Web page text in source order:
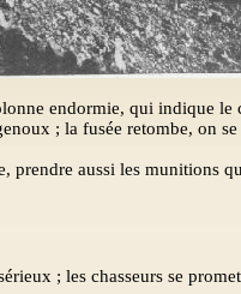
endormie, qui indique le
; la fusée retombe, on
aussi les munitions
; les chasseurs se